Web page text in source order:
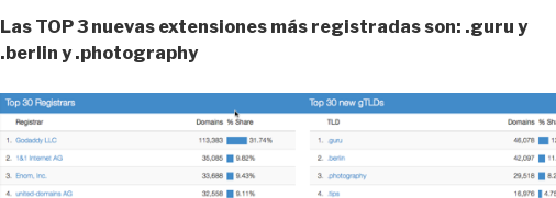
Las TOP 3 nuevas extensiones más registradas son: .guru y
.berlin y .photography